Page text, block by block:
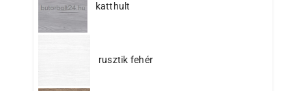
katthult
rusztik fehér